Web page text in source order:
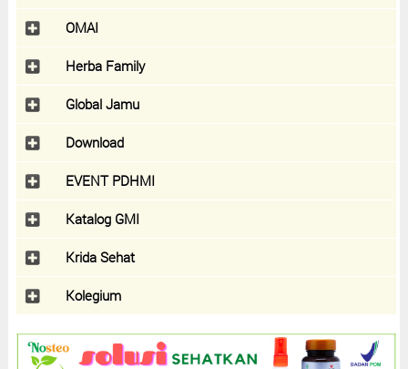
OMAI
Herba Family
Global Jamu
Download
EVENT PDHMI
Katalog GMI
Krida Sehat
Kolegium